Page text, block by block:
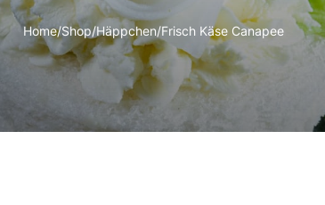
Home/Shop/Häppchen/Frisch Käse Canapee